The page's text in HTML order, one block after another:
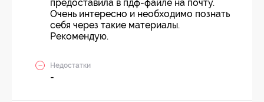
предоставила в пдф-файле на почту.
Очень интересно и необходимо познать
себя через такие материалы.
Рекомендую.
Недостатки
-